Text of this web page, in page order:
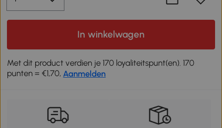
In winkelwagen
Met dit product verdien je 170 loyaliteitspunt(en). 170
punten = €1,70, Aanmelden